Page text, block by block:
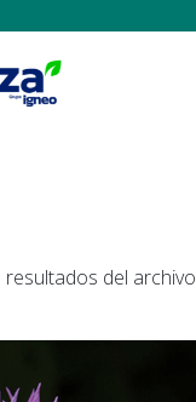
resultados del archivo